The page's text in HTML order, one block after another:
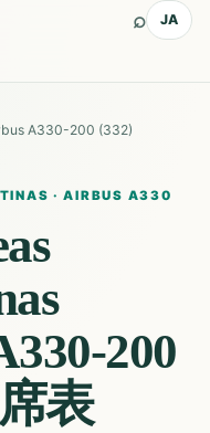
⌕ JA
A330-200 (332)
·AIRBUS A330
200
表